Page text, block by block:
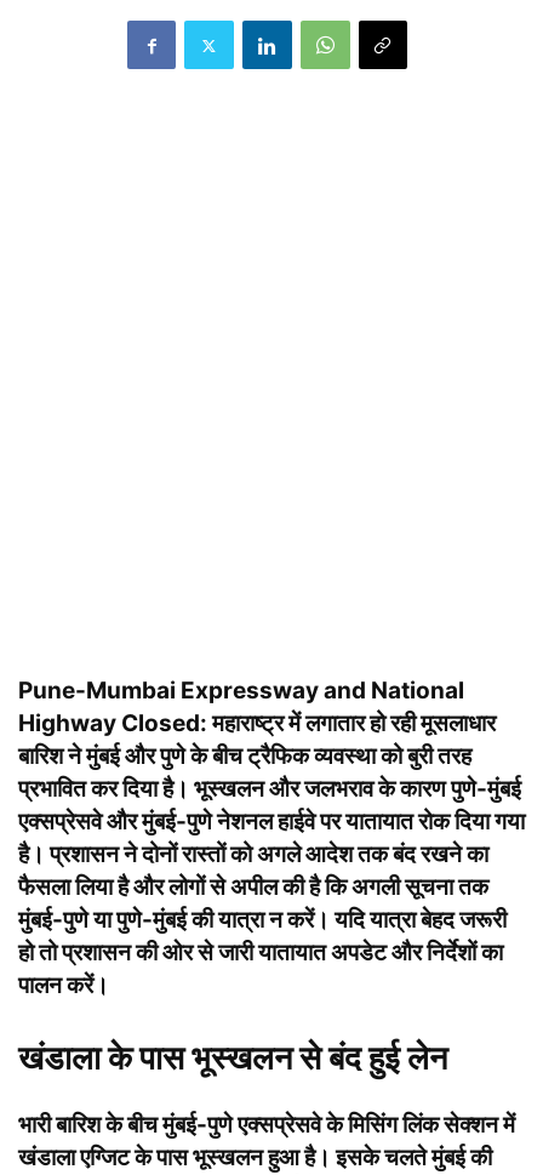
Pune-Mumbai Expressway and National
Highway Closed:महाराष्ट्र में लगातार हो रही मूसलाधार
बारिश ने मुंबई और पुणे के बीच ट्रैफिक व्यवस्था को बुरी तरह
प्रभावित कर दिया है। भूस्खलन और जलभराव के कारण पुणे-मुंबई
एक्सप्रेसवे और मुंबई-पुणे नेशनल हाईवे पर यातायात रोक दिया गया
है। प्रशासन ने दोनों रास्तों को अगले आदेश तक बंद रखने का
फैसला लिया है और लोगों से अपील की है कि अगली सूचना तक
मुंबई-पुणे या पुणे-मुंबई की यात्रा न करें। यदि यात्रा बेहद जरूरी
हो तो प्रशासन की ओर से जारी यातायात अपडेट और निर्देशों का
पालन करें।
खंडाला के पास भूस्खलन से बंद हुई लेन
भारी बारिश के बीच मुंबई-पुणे एक्सप्रेसवे के मिसिंग लिंक सेक्शन में
खंडाला एग्जिट के पास भूस्खलन हुआ है। इसके चलते मुंबई की